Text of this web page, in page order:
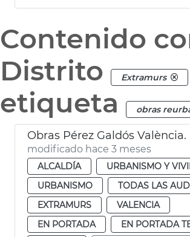
Contenido
Distrito
Extramurs
etiqueta
obras
modificado hace 3 meses
ALCALDÍA
URBANISMO Y
URBANISMO
TODAS LAS
EXTRAMURS
VALENCIA
EN PORTADA
EN PORTADA